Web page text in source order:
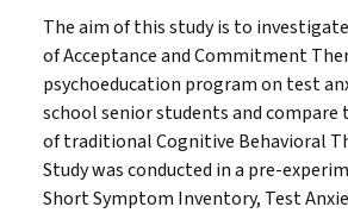
The aim of this study is to
of Acceptance and Commitment
psychoeducation program on test
school senior students and compare
of traditional Cognitive Behavioral
Study was conducted in a pre-
Short Symptom Inventory, Test